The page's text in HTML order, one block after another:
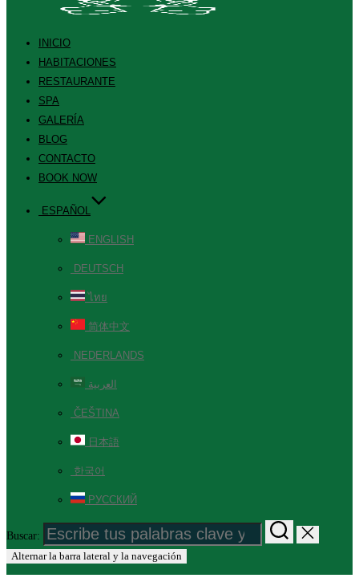
INICIO
HABITACIONES
RESTAURANTE
SPA
GALERÍA
BLOG
CONTACTO
BOOK NOW
ESPAÑOL
ENGLISH
DEUTSCH
ไทย
简体中文
NEDERLANDS
العربية
ČEŠTINA
日本語
한국어
РУССКИЙ
Buscar:
Alternar la barra lateral y la navegación